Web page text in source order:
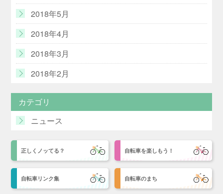
2018年5月
2018年4月
2018年3月
2018年2月
カテゴリ
ニュース
正しくノッてる？ 自転車を楽しもう！
自転車リンク集 自転車のまち